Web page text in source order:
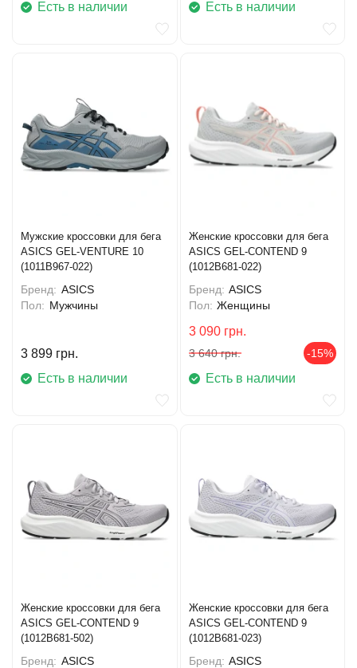
Есть в наличии Есть в наличии
Мужские кроссовки для бега
ASICS GEL-VENTURE 10
(1011B967-022)
Бренд: ASICS
Пол: Мужчины
3 899 грн.
Есть в наличии
Женские кроссовки для бега
ASICS GEL-CONTEND 9
(1012B681-022)
Бренд: ASICS
Пол: Женщины
3 090 грн.
3 640 грн. -15%
Есть в наличии
Женские кроссовки для бега
ASICS GEL-CONTEND 9
(1012B681-502)
Бренд: ASICS
Женские кроссовки для бега
ASICS GEL-CONTEND 9
(1012B681-023)
Бренд: ASICS